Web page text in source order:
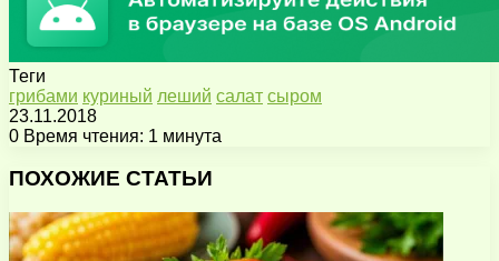
Теги
грибами куриный леший салат сыром
23.11.2018
0 Время чтения: 1 минута
через
почту
ПОХОЖИЕ СТАТЬИ